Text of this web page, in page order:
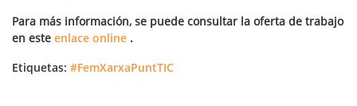
Para más información, se puede consultar la oferta de trabajo
en este enlace online .
Etiquetas: #FemXarxaPuntTIC